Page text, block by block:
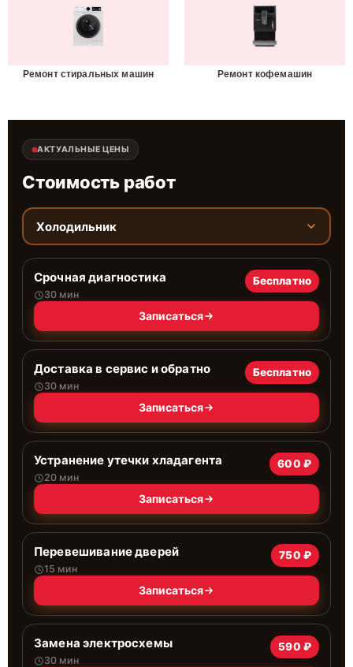
Ремонт стиральных машин Ремонт кофемашин
АКТУАЛЬНЫЕ ЦЕНЫ
Стоимость работ
Холодильник
Срочная диагностика
30 мин
Бесплатно
Записаться
Доставка в сервис и обратно
30 мин
Бесплатно
Записаться
Устранение утечки хладагента
20 мин
600 ₽
Записаться
Перевешивание дверей
15 мин
750 ₽
Записаться
Замена электросхемы
30 мин
590 ₽